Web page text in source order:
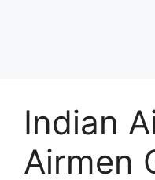
Indian
Airmen